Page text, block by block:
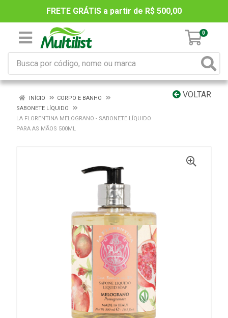
FRETE GRÁTIS a partir de R$ 500,00
0
VOLTAR
INÍCIO
CORPO E BANHO
SABONETE LÍQUIDO
LA FLORENTINA MELOGRANO - SABONETE LÍQUIDO
PARA AS MÃOS 500ML